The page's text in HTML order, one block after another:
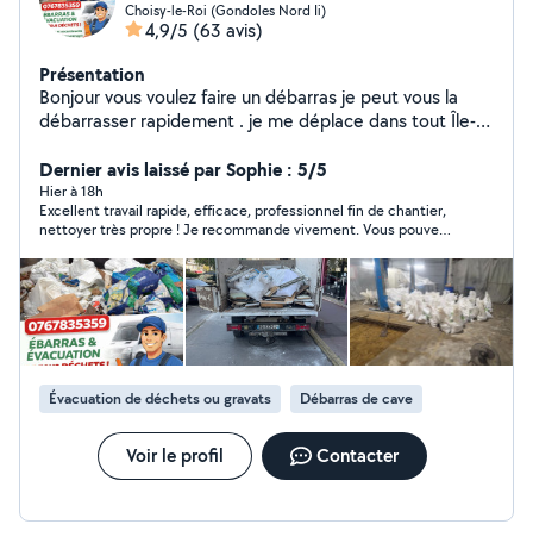
Choisy-le-Roi (Gondoles Nord Ii)
4,9/5 (63 avis)
Présentation
Bonjour vous voulez faire un débarras je peut vous la
débarrasser rapidement . je me déplace dans tout Île-
surtout pas a me contacter De la cave au grenier,
enlève tout gravats déchets encombrants végétaux
amiant etc. º débarras de maisons et appartements º
débarras de caves greniers grange º débarras suite à
une succession ° débarras suite a décès º débarras
mobilier de bureau º débarras d'usines et ateliers º
débarras de matériel informatique ° débarras de
bibliothèque ° débarras de maison immeuble
appartement squattée ° débarras de maison laisser très
salle insalubre possibilité de faire un nettoyage total de
la maison N'hésitez pas de me contacter par téléphone
devis et déplacement gratuit je me déplace dans tout
le Île-de-France
Dernier avis laissé par Sophie : 5/5
Hier à 18h
Excellent travail rapide, efficace, professionnel fin de chantier,
nettoyer très propre ! Je recommande vivement. Vous pouvez y
contraire. Il y avait énormément de travail.
Évacuation de déchets ou gravats Débarras de cave
Voir le profil Contacter